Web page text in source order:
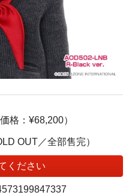
価格：¥68,200）
OUT／全部售完）
ください